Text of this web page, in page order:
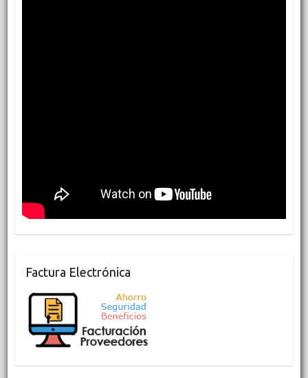
Factura Electrónica